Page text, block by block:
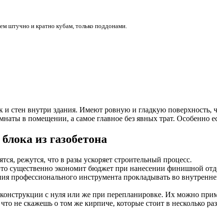
штучно и кратно кубам, только поддонами.
стен внутри здания. Имеют ровную и гладкую поверхность,
в помещении, а самое главное без явных трат. Особенно
из газобетона
режутся, что в разы ускоряет строительный процесс.
существенно экономит бюджет при нанесении финишной
профессионального инструмента прокладывать во
с нуля или же при перепланировке. Их можно
не скажешь о том же кирпиче, которые стоит в несколько